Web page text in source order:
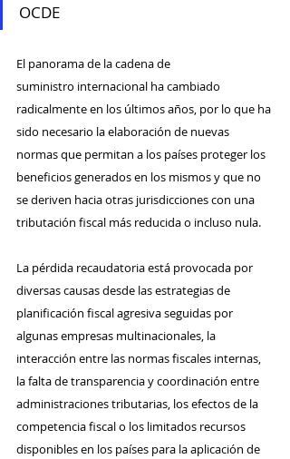
OCDE
El panorama de la cadena de
suministro internacional ha cambiado
radicalmente en los últimos años, por lo que ha
sido necesario la elaboración de nuevas
normas que permitan a los países proteger los
beneficios generados en los mismos y que no
se deriven hacia otras jurisdicciones con una
tributación fiscal más reducida o incluso nula.
​La pérdida recaudatoria está provocada por
diversas causas desde las estrategias de
planificación fiscal agresiva seguidas por
algunas empresas multinacionales, la
interacción entre las normas fiscales internas,
la falta de transparencia y coordinación entre
administraciones tributarias, los efectos de la
competencia fiscal o los limitados recursos
disponibles en los países para la aplicación de